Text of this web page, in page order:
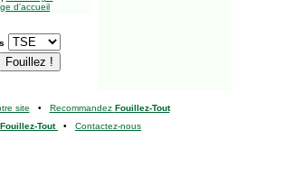
d'accueil
site • Recommandez Fouillez-Tout
Fouillez-Tout • Contactez-nous